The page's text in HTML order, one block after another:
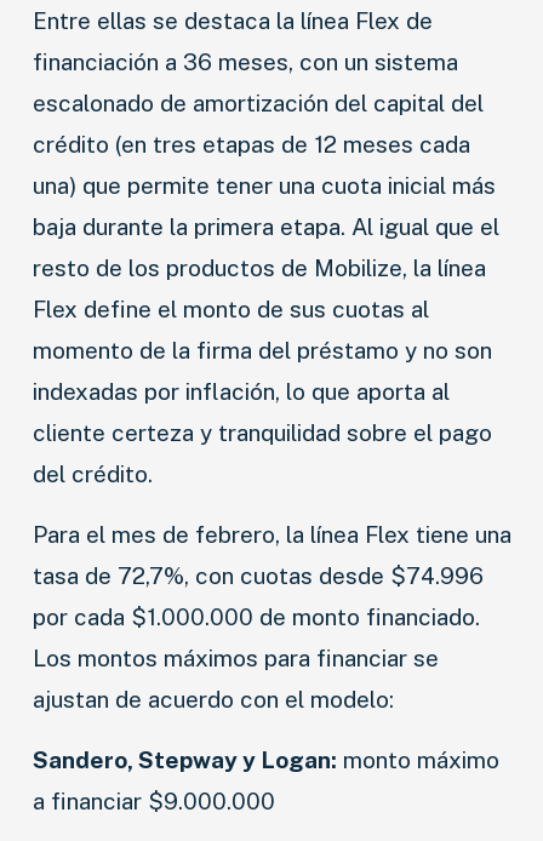
Entre ellas se destaca la línea Flex de
financiación a 36 meses, con un sistema
escalonado de amortización del capital del
crédito (en tres etapas de 12 meses cada
una) que permite tener una cuota inicial más
baja durante la primera etapa. Al igual que el
resto de los productos de Mobilize, la línea
Flex define el monto de sus cuotas al
momento de la firma del préstamo y no son
indexadas por inflación, lo que aporta al
cliente certeza y tranquilidad sobre el pago
del crédito.
Para el mes de febrero, la línea Flex tiene una
tasa de 72,7%, con cuotas desde $74.996
por cada $1.000.000 de monto financiado.
Los montos máximos para financiar se
ajustan de acuerdo con el modelo:
Sandero, Stepway y Logan: monto máximo
a financiar $9.000.000